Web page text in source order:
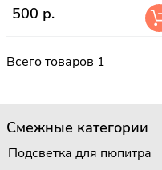
500 р.
Всего товаров 1
Смежные категории
Подсветка для пюпитра